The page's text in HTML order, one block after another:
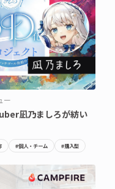
ー
凪乃ましろが紡い
#個人・チーム #購入型